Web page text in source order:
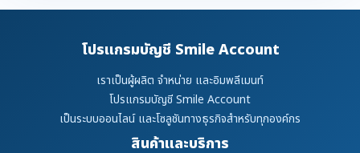
โปรแกรมบัญชี Smile Account
เราเป็นผู้ผลิต จำหน่าย และอิมพลีเมนท์
โปรแกรมบัญชี Smile Account
เป็นระบบออนไลน์ และโซลูชันทางธุรกิจสำหรับทุกองค์กร
สินค้าและบริการ